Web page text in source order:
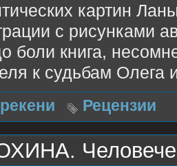
картин
с рисунками
боли книга,
к судьбам Олега
Рецензии